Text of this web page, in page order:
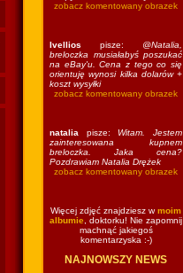
zobacz komentowany obrazek
Ivellios pisze: @Natalia,
breloczka musiałabyś poszukać
na eBay'u. Cena z tego co się
orientuję wynosi kilka dolarów +
koszt wysyłki
zobacz komentowany obrazek
natalia pisze:Witam. Jestem
zainteresowana kupnem
breloczka. Jaka cena?
Pozdrawiam Natalia Drężek
zobacz komentowany obrazek
Więcej zdjęć znajdziesz wmoim
albumie , doktorku! Nie zapomnij
machnąć jakiegoś
komentarzyska :-)
NAJNOWSZY NEWS